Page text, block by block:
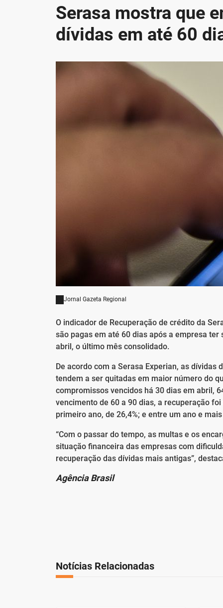
Serasa mostra que
dívidas em até 60
Jornal Gazeta Regional
O indicador de Recuperação de crédito da
são pagas em até 60 dias após a empresa
abril, o último mês consolidado.
De acordo com a Serasa Experian, as
tendem a ser quitadas em maior número do
compromissos vencidos há 30 dias em abril,
vencimento de 60 a 90 dias, a recuperação
primeiro ano, de 26,4%; e entre um ano e
“Com o passar do tempo, as multas e os
situação financeira das empresas com
recuperação das dívidas mais antigas”,
Agência Brasil
Notícias Relacionadas